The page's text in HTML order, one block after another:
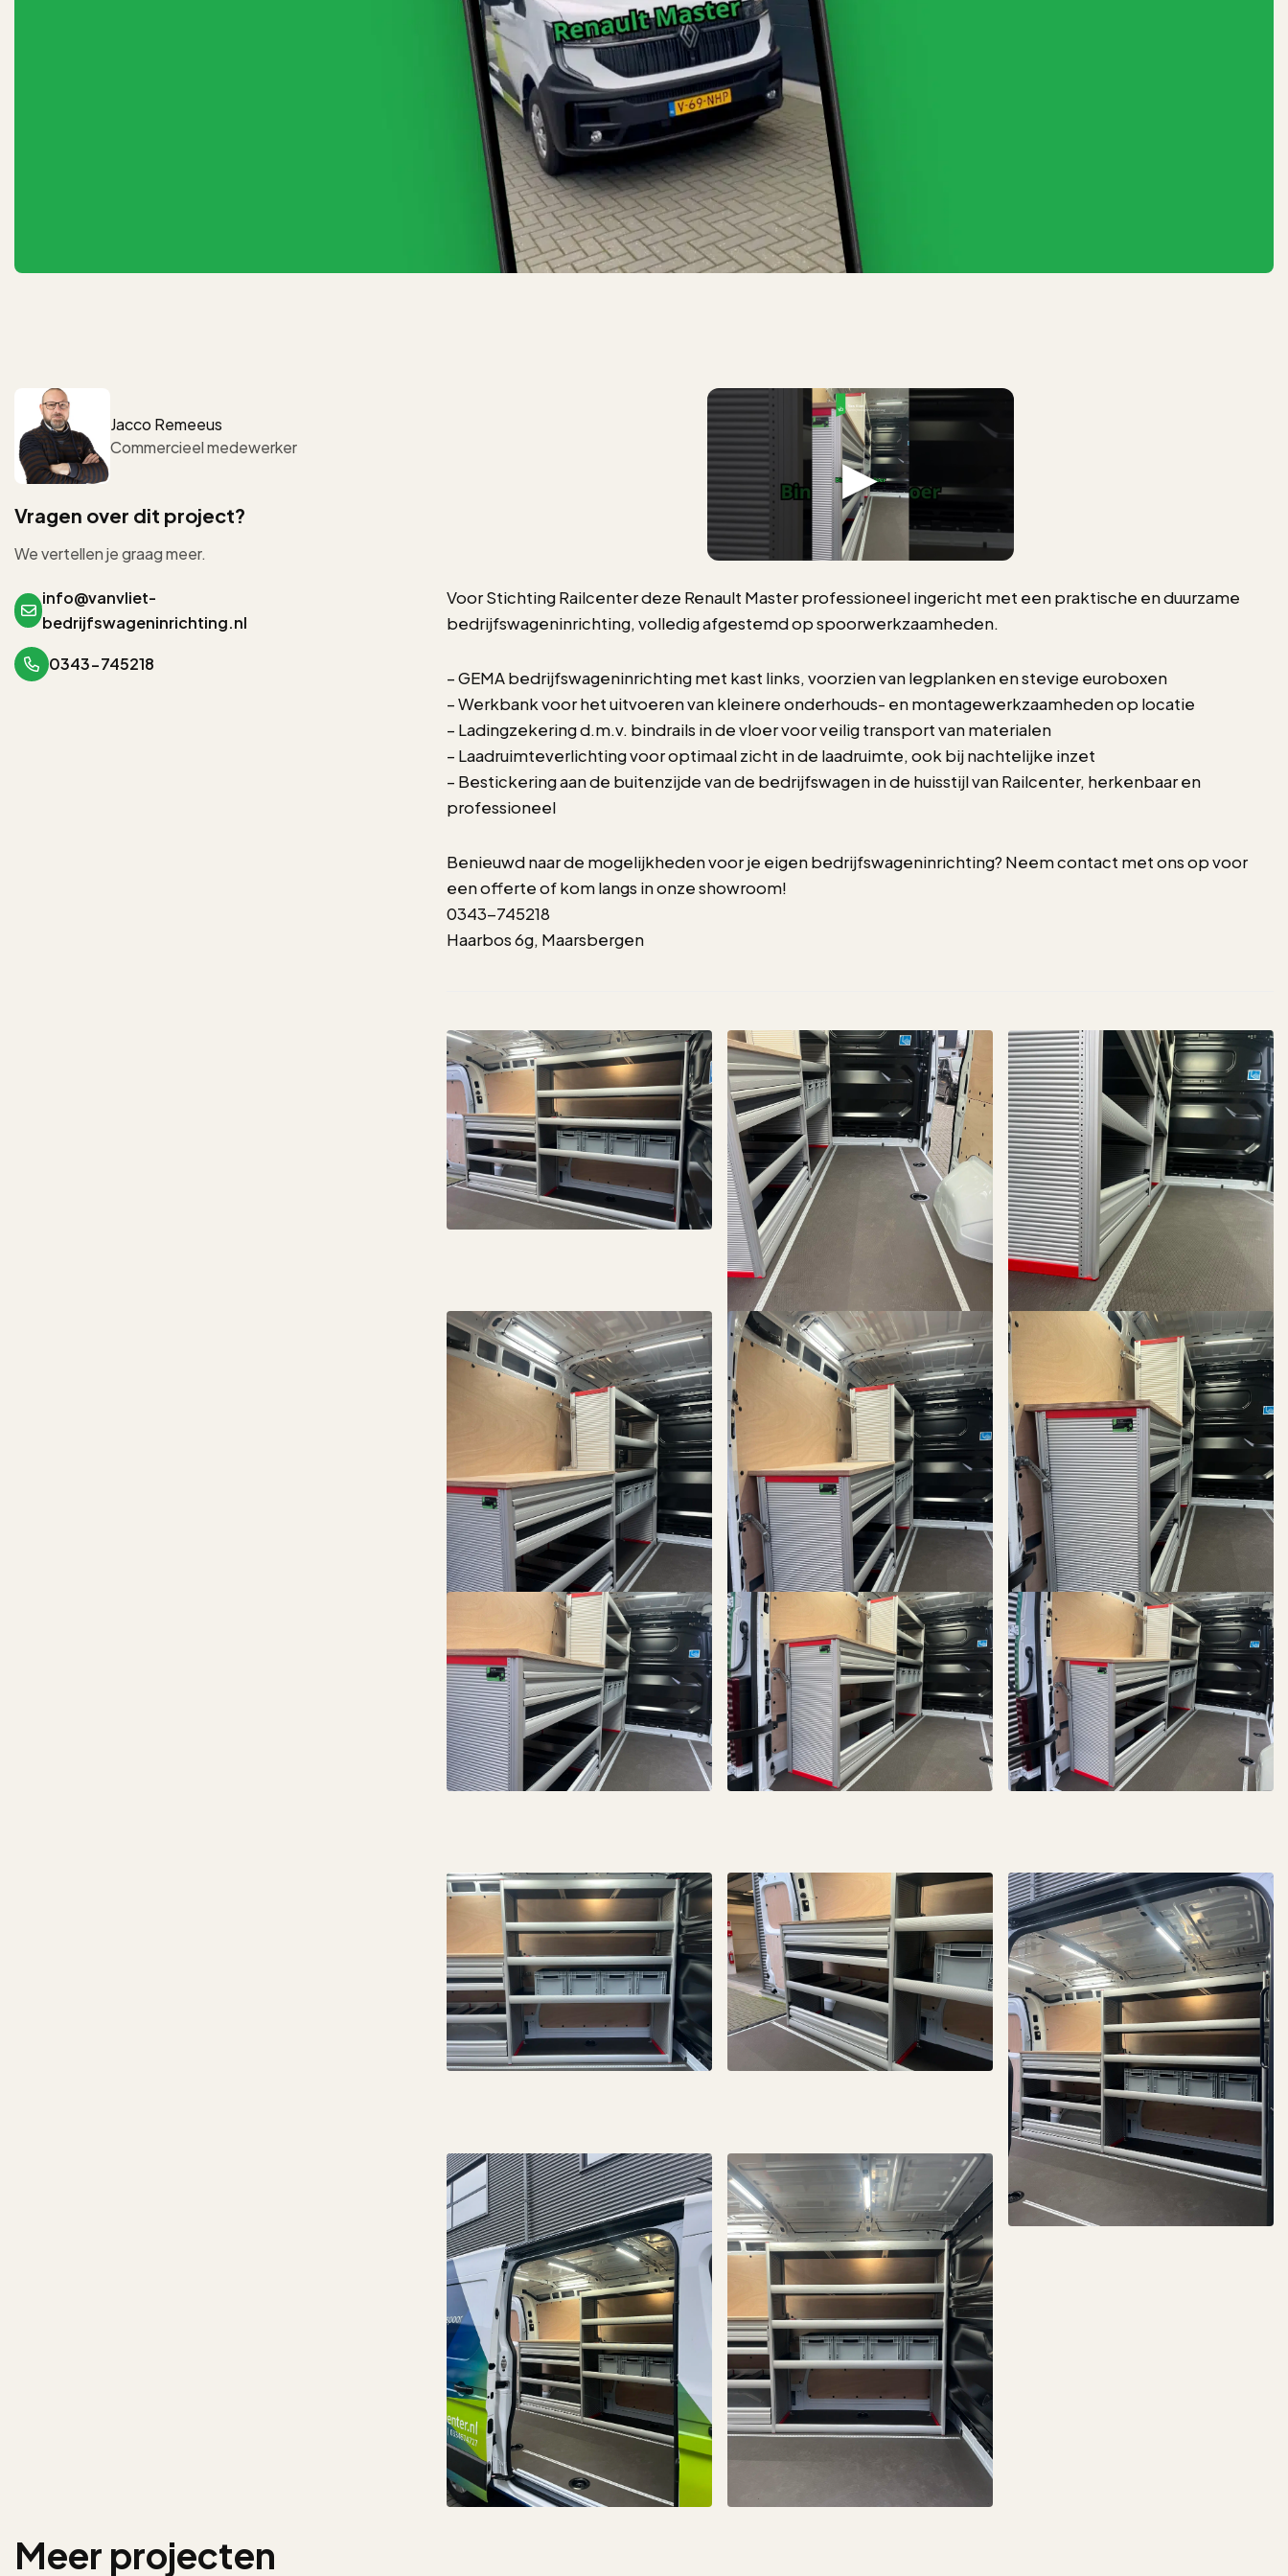
Jacco Remeeus
Commercieel medewerker
Vragen over dit project?
We vertellen je graag meer.
info@vanvliet-
bedrijfswageninrichting.nl
0343-745218
Voor Stichting Railcenter deze Renault Master professioneel ingericht met een praktische en duurzame
bedrijfswageninrichting, volledig afgestemd op spoorwerkzaamheden.
– GEMA bedrijfswageninrichting met kast links, voorzien van legplanken en stevige euroboxen
– Werkbank voor het uitvoeren van kleinere onderhouds- en montagewerkzaamheden op locatie
– Ladingzekering d.m.v. bindrails in de vloer voor veilig transport van materialen
– Laadruimteverlichting voor optimaal zicht in de laadruimte, ook bij nachtelijke inzet
– Bestickering aan de buitenzijde van de bedrijfswagen in de huisstijl van Railcenter, herkenbaar en
professioneel
Benieuwd naar de mogelijkheden voor je eigen bedrijfswageninrichting? Neem contact met ons op voor
een offerte of kom langs in onze showroom!
0343-745218
Haarbos 6g, Maarsbergen
Meer projecten